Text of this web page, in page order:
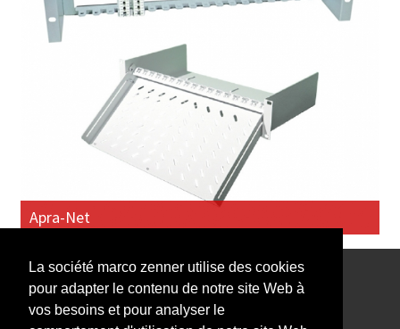
La société marco zenner utilise des cookies
pour adapter le contenu de notre site Web à
vos besoins et pour analyser le
Apra-Net
Notre Newsletter vous intéresse?